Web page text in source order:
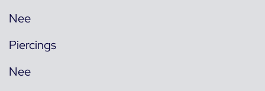
Nee
Piercings
Nee